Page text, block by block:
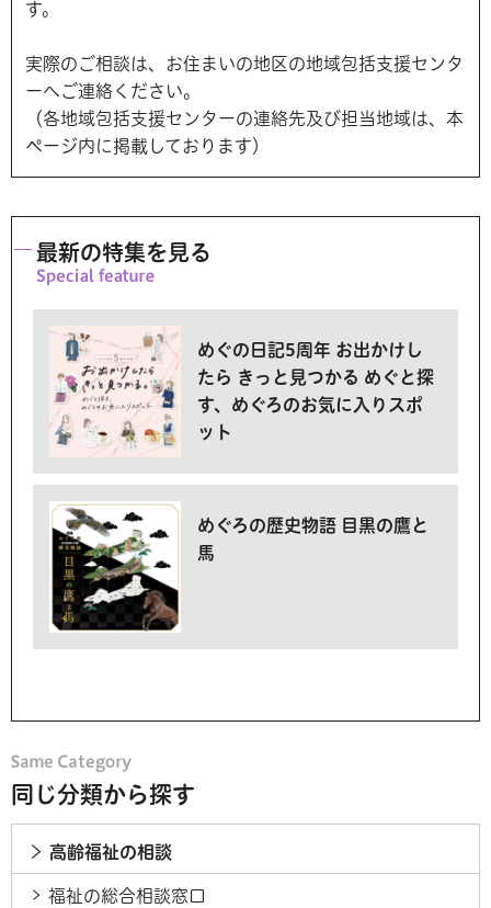
す。
実際のご相談は、お住まいの地区の地域包括支援センタ
ーへご連絡ください。
（各地域包括支援センターの連絡先及び担当地域は、本
ページ内に掲載しております）
最新の特集を見る
めぐの日記5周年 お出かけし
たら きっと見つかる めぐと探
す、めぐろのお気に入りスポ
ット
めぐろの歴史物語 目黒の鷹と
馬
同じ分類から探す
高齢福祉の相談
福祉の総合相談窓口